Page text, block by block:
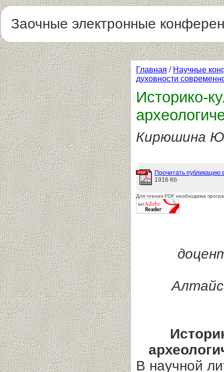
Заочные электронные
Главная / Научные
духовности
Историко-
Кирюшина
Прочитать публикацию
1916 Кб
Для чтения PDF необходима
В научной